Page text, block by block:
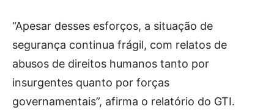
“Apesar desses esforços, a situação de
segurança continua frágil, com relatos de
abusos de direitos humanos tanto por
insurgentes quanto por forças
governamentais”, afirma o relatório do GTI.